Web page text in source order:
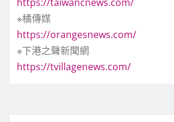
※橘傳媒
https://orangesnews.com/
※下港之聲新聞網
https://tvillagenews.com/